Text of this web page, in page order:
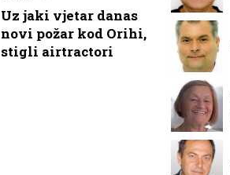
Uz jaki vjetar danas
novi požar kod Orihi,
stigli airtractori